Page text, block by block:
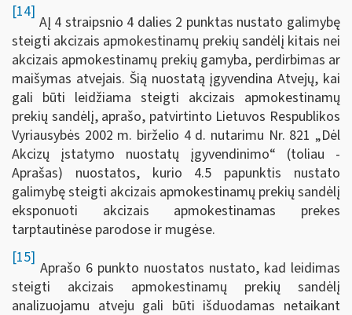
[14]
AĮ 4 straipsnio 4 dalies 2 punktas nustato galimybę
steigti akcizais apmokestinamų prekių sandėlį kitais nei
akcizais apmokestinamų prekių gamyba, perdirbimas ar
maišymas atvejais. Šią nuostatą įgyvendina Atvejų, kai
gali būti leidžiama steigti akcizais apmokestinamų
prekių sandėlį, aprašo, patvirtinto Lietuvos Respublikos
Vyriausybės 2002 m. birželio 4 d. nutarimu Nr. 821 „Dėl
Akcizų įstatymo nuostatų įgyvendinimo“ (toliau -
Aprašas) nuostatos, kurio 4.5 papunktis nustato
galimybę steigti akcizais apmokestinamų prekių sandėlį
eksponuoti akcizais apmokestinamas prekes
tarptautinėse parodose ir mugėse.
[15]
Aprašo 6 punkto nuostatos nustato, kad leidimas
steigti akcizais apmokestinamų prekių sandėlį
analizuojamu atveju gali būti išduodamas netaikant